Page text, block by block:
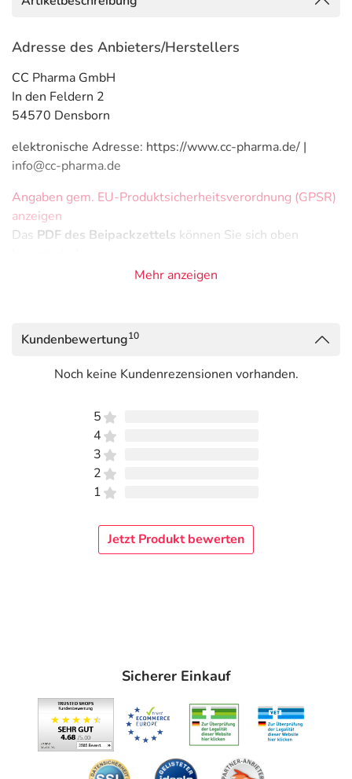
Adresse des Anbieters/Herstellers
CC Pharma GmbH
In den Feldern 2
54570 Densborn
elektronische Adresse: https://www.cc-pharma.de/ |
info@cc-pharma.de
Angaben gem. EU-Produktsicherheitsverordnung (GPSR)
anzeigen
Das PDF des Beipackzettels können Sie sich oben
Mehr anzeigen
Kundenbewertung10
Noch keine Kundenrezensionen vorhanden.
5
4
3
2
1
Jetzt Produkt bewerten
Sicherer Einkauf